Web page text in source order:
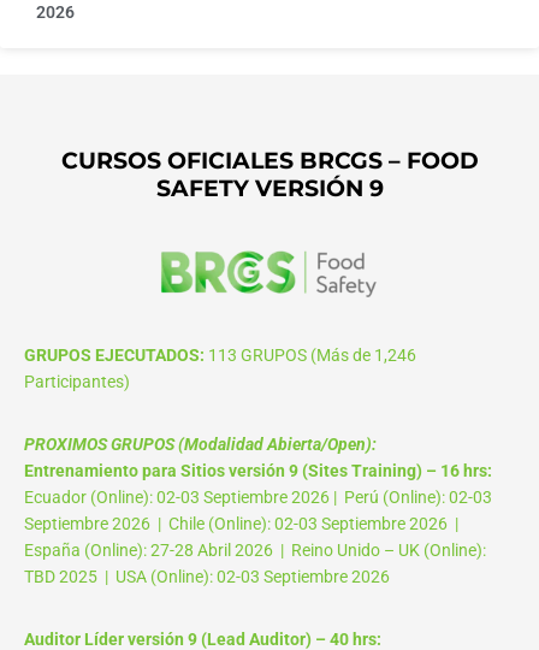
2026
CURSOS OFICIALES BRCGS – FOOD
SAFETY VERSIÓN 9
GRUPOS EJECUTADOS: 113 GRUPOS (Más de 1,246
Participantes)
PROXIMOS GRUPOS (Modalidad Abierta/Open):
Entrenamiento para Sitios versión 9 (Sites Training) – 16 hrs:
Ecuador (Online): 02-03 Septiembre 2026 | Perú (Online): 02-03
Septiembre 2026 | Chile (Online): 02-03 Septiembre 2026 |
España (Online): 27-28 Abril 2026 | Reino Unido – UK (Online):
TBD 2025 | USA (Online): 02-03 Septiembre 2026
Auditor Líder versión 9 (Lead Auditor) – 40 hrs: